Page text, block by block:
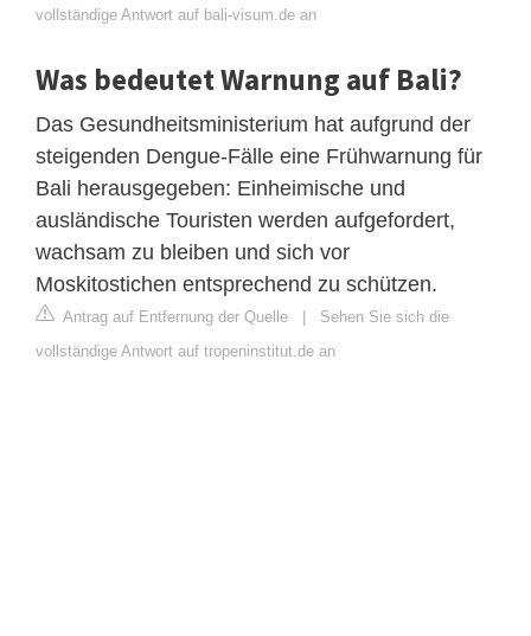
vollständige Antwort auf bali-visum.de an
Was bedeutet Warnung auf Bali?
Das Gesundheitsministerium hat aufgrund der
steigenden Dengue-Fälle eine Frühwarnung für
Bali herausgegeben: Einheimische und
ausländische Touristen werden aufgefordert,
wachsam zu bleiben und sich vor
Moskitostichen entsprechend zu schützen.
Antrag auf Entfernung der Quelle
Sehen Sie sich die
vollständige Antwort auf tropeninstitut.de an